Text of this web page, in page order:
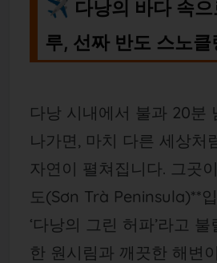
✈ 다낭의 바다 속으
루, 선짜 반도 스노클
다낭 시내에서 불과 20분
나가면, 마치 다른 세상처
자연이 펼쳐집니다. 그곳
도(Sơn Trà Peninsula)**
‘다낭의 그린 허파’라고
한 원시림과 깨끗한 해변